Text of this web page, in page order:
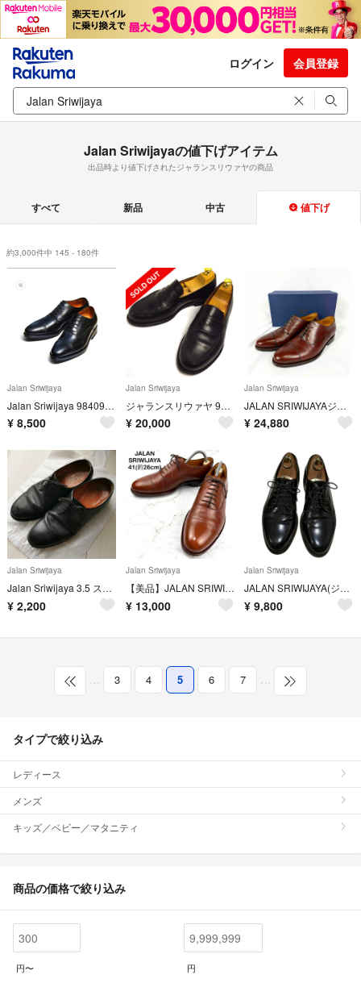
ログイン 会員登録
Jalan Sriwijayaの値下げアイテム
出品時より値下げされたジャランスリウァヤの商品
すべて 新品 中古 値下げ
約3,000件中 145 - 180件
Jalan Sriwijaya
Jalan Sriwijaya 98409 ブラックカーフビジネスシューズ
¥ 8,500
Jalan Sriwijaya
ジャランスリウァヤ 98998 18045コインローファー UK7(26cm相当
¥ 20,000
Jalan Sriwijaya
JALAN SRIWIJAYAジャランスリワヤ98861ストレートチップブラウン
¥ 24,880
Jalan Sriwijaya
Jalan Sriwijaya 3.5 ストレートチップ 革靴
¥ 2,200
Jalan Sriwijaya
【美品】JALAN SRIWIJAYA 別注 茶色 ドレスシューズ 26 本革
¥ 13,000
Jalan Sriwijaya
JALAN SRIWIJAYA(ジャランスリウァヤ) UK7 ボルドー
¥ 9,800
… 3 4 5 6 7 …
タイプで絞り込み
レディース
メンズ
キッズ／ベビー／マタニティ
商品の価格で絞り込み
円〜 円